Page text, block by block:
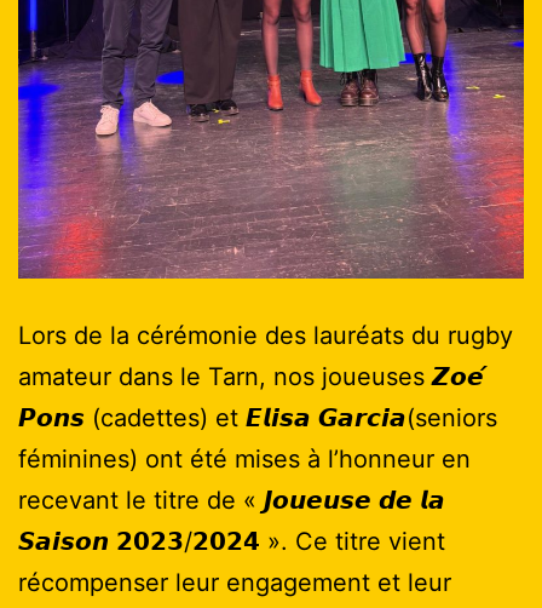
Lors de la cérémonie des lauréats du rugby
amateur dans le Tarn, nos joueuses 𝙕𝙤𝙚́
𝙋𝙤𝙣𝙨 (cadettes) et 𝙀𝙡𝙞𝙨𝙖 𝙂𝙖𝙧𝙘𝙞𝙖(seniors
féminines) ont été mises à l’honneur en
recevant le titre de « 𝙅𝙤𝙪𝙚𝙪𝙨𝙚 𝙙𝙚 𝙡𝙖
𝙎𝙖𝙞𝙨𝙤𝙣 𝟮𝟬𝟮𝟯/𝟮𝟬𝟮𝟰 ». Ce titre vient
récompenser leur engagement et leur